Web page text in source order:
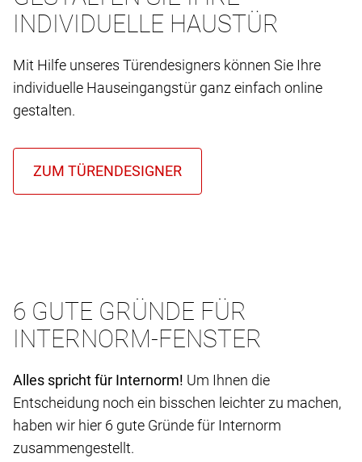
INDIVIDUELLE HAUSTÜR
Mit Hilfe unseres Türendesigners können Sie Ihre
individuelle Hauseingangstür ganz einfach online
gestalten.
6 GUTE GRÜNDE FÜR
INTERNORM-FENSTER
Alles spricht für Internorm! Um Ihnen die
Entscheidung noch ein bisschen leichter zu machen,
haben wir hier 6 gute Gründe für Internorm
zusammengestellt.